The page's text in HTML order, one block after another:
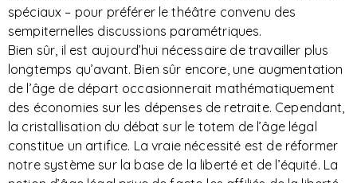
spéciaux – pour préférer le théâtre convenu des
sempiternelles discussions paramétriques.
Bien sûr, il est aujourd’hui nécessaire de travailler plus
longtemps qu’avant. Bien sûr encore, une augmentation
de l’âge de départ occasionnerait mathématiquement
des économies sur les dépenses de retraite. Cependant,
la cristallisation du débat sur le totem de l’âge légal
constitue un artifice. La vraie nécessité est de réformer
notre système sur la base de la liberté et de l’équité. La